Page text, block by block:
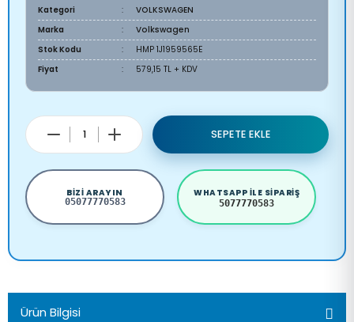
Kategori
VOLKSWAGEN
Marka
Volkswagen
Stok Kodu
HMP 1J1959565E
Fiyat
579,15 TL + KDV
SEPETE EKLE
BIZI ARAYIN
05077770583
WHATSAPP ILE SIPARIŞ
5077770583
Ürün Bilgisi